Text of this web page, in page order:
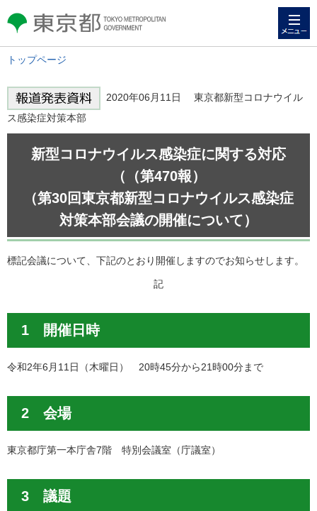
東京都 TOKYO METROPOLITAN
GOVERNMENT
トップページ
2020年06月11日 東京都新型コロナウイル
ス感染症対策本部
新型コロナウイルス感染症に関する対応
（（第470報）
（第30回東京都新型コロナウイルス感染症
対策本部会議の開催について）
標記会議について、下記のとおり開催しますのでお知らせします。
記
1 開催日時
令和2年6月11日（木曜日） 20時45分から21時00分まで
2 会場
東京都庁第一本庁舎7階 特別会議室（庁議室）
3 議題